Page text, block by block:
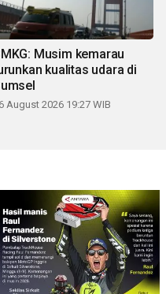
Musim kemarau
kualitas udara di
August 2026 19:27 WIB